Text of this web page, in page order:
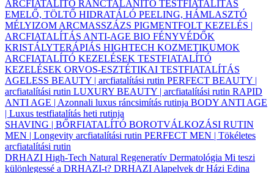
ARCFIATALÍTÓ RÁNCTALANÍTÓ TESTFIATALÍTÁS
EMELŐ, TÖLTŐ HIDRATÁLÓ PEELING, HÁMLASZTÓ
MÉLYIZOM ARCMASSZÁZS PIGMENTFOLT KEZELÉS |
ARCFIATALÍTÁS ANTI-AGE BIO FÉNYVÉDŐK
KRISTÁLYTERÁPIÁS HIGHTECH KOZMETIKUMOK
ARCFIATALÍTÓ KEZELÉSEK TESTFIATALÍTÓ
KEZELÉSEK ORVOS-ESZTÉTIKAI TESTFIATALÍTÁS
AGELESS BEAUTY | arcfiatalítási rutin PERFECT BEAUTY |
arcfiatalítási rutin LUXURY BEAUTY | arcfiatalítási rutin RAPID
ANTI AGE | Azonnali luxus ráncsimítás rutinja BODY ANTI AGE
| Luxus testfiatalítás heti rutinja
SHAVING | BŐRFIATALÍTÓ BOROTVÁLKOZÁSI RUTIN
MEN | Longevity arcfiatalítási rutin PERFECT MEN | Tökéletes
arcfiatalítási rutin
DRHAZI High-Tech Natural Regeneratív Dermatológia Mi teszi
különlegessé a DRHAZI-t? DRHAZI Alapelvek dr Házi Edina